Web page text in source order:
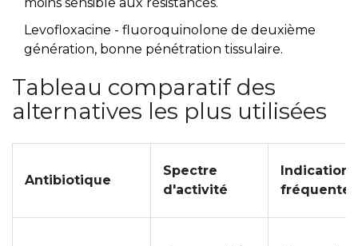
Levofloxacine - fluoroquinolone de deuxième
génération, bonne pénétration tissulaire.
Tableau comparatif des
alternatives les plus utilisées
Antibiotique
Spectre
d'activité
Indications
fréquentes